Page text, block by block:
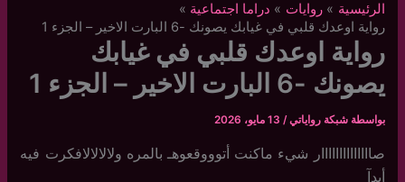
الرئيسية روايات
دراما اجتماعية
رواية اوعدك قلبي في غيابك يصونك -6 البارت الاخير – الجزء 1
رواية اوعدك قلبي في غيابك
يصونك -6 البارت الاخير – الجزء 1
بواسطة شبكة رواياتي/ 13 مايو، 2026
صاااااااااااااار شيء ماكنت أتوووقعوهـ بالمره ولالالالافكرت فيه
أبدآ